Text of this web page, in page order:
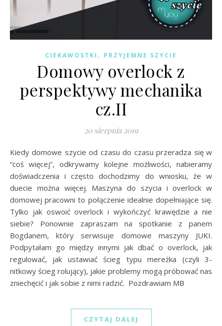
CIEKAWOSTKI , PRZYJEMNE SZYCIE
Domowy overlock z
perspektywy mechanika
cz.II
20 sierpnia 2019
Kiedy domowe szycie od czasu do czasu przeradza się w
“coś więcej”, odkrywamy kolejne możliwości, nabieramy
doświadczenia i często dochodzimy do wniosku, że w
duecie można więcej. Maszyna do szycia i overlock w
domowej pracowni to połączenie idealnie dopełniające się.
Tylko jak oswoić overlock i wykończyć krawędzie a nie
siebie? Ponownie zapraszam na spotkanie z panem
Bogdanem, który serwisuje domowe maszyny JUKI.
Podpytałam go między innymi jak dbać o overlock, jak
regulować, jak ustawiać ścieg typu mereżka (czyli 3-
nitkowy ścieg rolujący), jakie problemy mogą próbować nas
zniechęcić i jak sobie z nimi radzić. Pozdrawiam MB
CZYTAJ DALEJ